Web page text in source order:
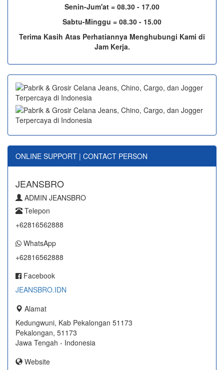
Senin-Jum'at = 08.30 - 17.00
Sabtu-Minggu = 08.30 - 15.00
Terima Kasih Atas Perhatiannya Menghubungi Kami di
Jam Kerja.
ONLINE SUPPORT | CONTACT PERSON
JEANSBRO
ADMIN JEANSBRO
Telepon
+62816562888
WhatsApp
+62816562888
Facebook
JEANSBRO.IDN
Alamat
Kedungwuni, Kab Pekalongan 51173
Pekalongan, 51173
Jawa Tengah - Indonesia
Website